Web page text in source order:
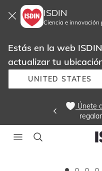
ISDIN
Ciencia e innovación
Estás en la web
actualizar tu
UNITED STATES
Únete